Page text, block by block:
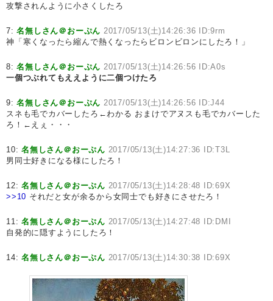
攻撃されんように小さくしたろ
7:名無しさん＠おーぷん 2017/05/13(土)14:26:36 ID:9rm
神「寒くなったら縮んで熱くなったらビロンビロンにしたろ！」
8:名無しさん＠おーぷん 2017/05/13(土)14:26:56 ID:A0s
一個つぶれてもええように二個つけたろ
9:名無しさん＠おーぷん 2017/05/13(土)14:26:56 ID:J44
スネも毛でカバーしたろ←わかる おまけでアヌスも毛でカバーした
ろ！←えぇ・・・
10:名無しさん＠おーぷん 2017/05/13(土)14:27:36 ID:T3L
男同士好きになる様にしたろ！
12:名無しさん＠おーぷん 2017/05/13(土)14:28:48 ID:69X
>>10 それだと女が余るから女同士でも好きにさせたろ！
11:名無しさん＠おーぷん 2017/05/13(土)14:27:48 ID:DMI
自発的に隠すようにしたろ！
14:名無しさん＠おーぷん 2017/05/13(土)14:30:38 ID:69X